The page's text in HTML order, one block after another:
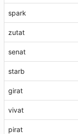
spark
zutat
senat
starb
girat
vivat
pirat